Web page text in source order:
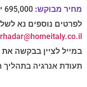
מחיר מבוקש:
לפרטים נוספים נא
במייל לציין בבקשה את
תעודת אנרגיה בתהליך